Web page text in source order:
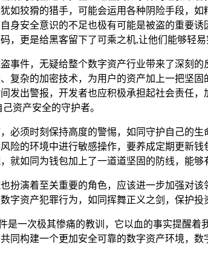
如狡猾的猎手，可能会运用各种阴险手段，
身安全意识的不足也极有可能是被盗的重要
，更是给黑客留下了可乘之机,让他们能够轻易
事件，无疑给整个数字资产行业带来了深刻
复杂的加密技术，为用户的资产加上一把坚
发出警报，开发者也应积极承担起社会责任
资产安全的守护者。
必须时刻保持高度的警惕，如同守护自己的
险的环境中进行敏感操作，要养成定期更新
就如同为钱包加上了一道道坚固的防线，能够
扮演着至关重要的角色，应该进一步加强对
字资产犯罪行为，如同挥舞正义之剑，保护
是一次极其惨痛的教训，它以血的事实提醒
同构建一个更加安全可靠的数字资产环境，